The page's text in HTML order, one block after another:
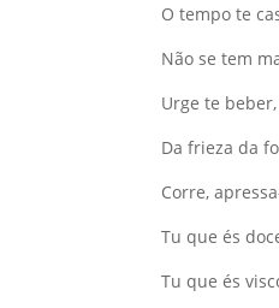
O tempo te
Não se tem
Urge te
Da frieza da
Corre,
Tu que és
Tu que és